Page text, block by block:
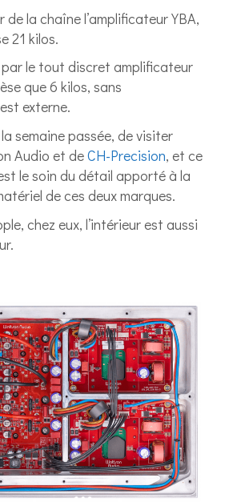
de la chaîne l’amplificateur YBA,
21 kilos.
par le tout discret amplificateur
que 6 kilos, sans
externe.
la semaine passée, de visiter
Audio et deCH-Precision, et ce
le soin du détail apporté à la
de ces deux marques.
chez eux, l’intérieur est aussi